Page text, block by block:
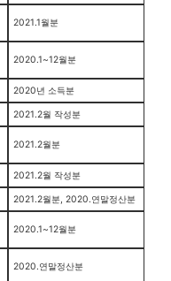
2021.1월분
2020.1~12월분
2020년 소득분
2021.2월 작성분
2021.2월분
2021.2월 작성분
2021.2월분, 2020.연말정산분
2020.1~12월분
2020.연말정산분